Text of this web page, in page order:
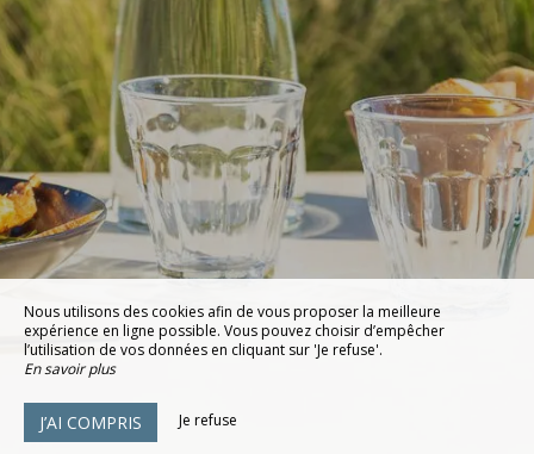
Nous utilisons des cookies afin de vous proposer la meilleure
expérience en ligne possible. Vous pouvez choisir d’empêcher
l’utilisation de vos données en cliquant sur 'Je refuse'.
En savoir plus
J’AI COMPRIS Je refuse